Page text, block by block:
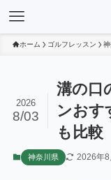
ホーム ゴルフレッスン
溝の口
ンおす
も比較
2026
8/03
神奈川県 2026年8